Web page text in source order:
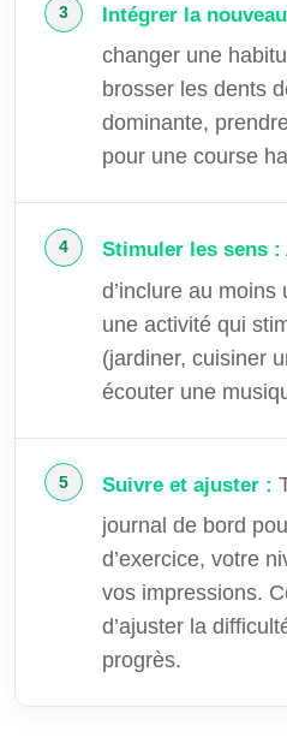
Intégrer la
changer une
brosser les dents
dominante,
pour une course
Stimuler les sens :
d’inclure au
une activité qui
(jardiner, cuisiner
écouter une
Suivre et ajuster :
journal de bord
d’exercice, votre
vos impressions.
d’ajuster la
progrès.